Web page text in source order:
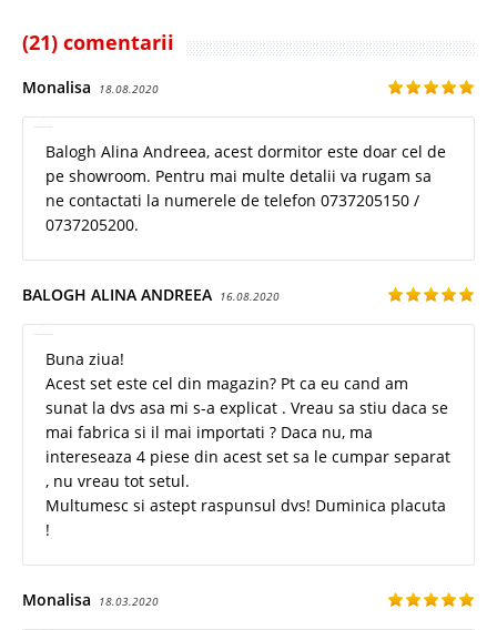
(21) comentarii
Monalisa 18.08.2020
Balogh Alina Andreea, acest dormitor este doar cel de
pe showroom. Pentru mai multe detalii va rugam sa
ne contactati la numerele de telefon 0737205150 /
0737205200.
BALOGH ALINA ANDREEA 16.08.2020
Buna ziua!
Acest set este cel din magazin? Pt ca eu cand am
sunat la dvs asa mi s-a explicat . Vreau sa stiu daca se
mai fabrica si il mai importati ? Daca nu, ma
intereseaza 4 piese din acest set sa le cumpar separat
, nu vreau tot setul.
Multumesc si astept raspunsul dvs! Duminica placuta
!
Monalisa 18.03.2020